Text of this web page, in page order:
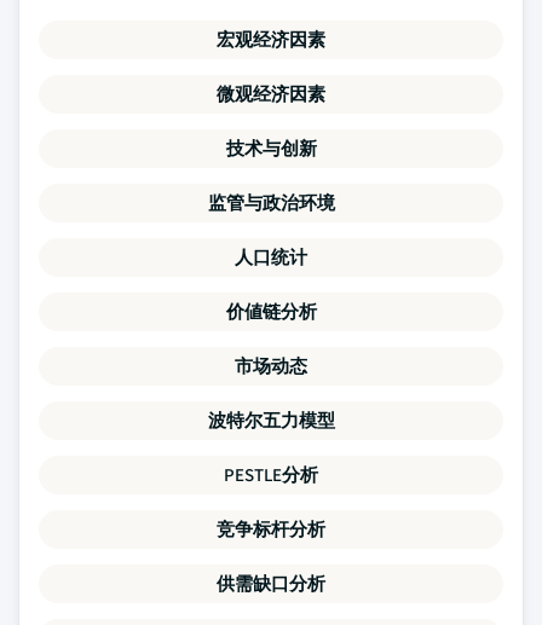
宏观经济因素
微观经济因素
技术与创新
监管与政治环境
人口统计
价値链分析
市场动态
波特尔五力模型
PESTLE分析
竞争标杆分析
供需缺口分析